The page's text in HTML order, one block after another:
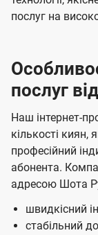
послуг на
послуг
Наш інтернет-
кількості киян,
професійний
абонента.
адресою Шота
швидкісний
стабільний